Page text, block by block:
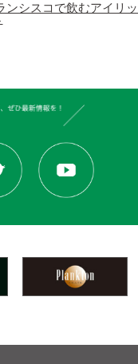
ンシスコで飲むアイリッ